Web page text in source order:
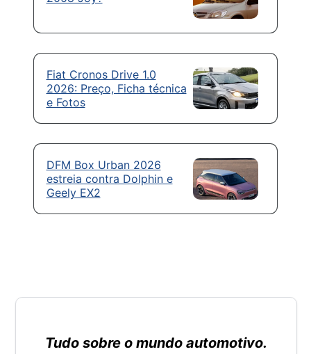
Fiat Cronos Drive 1.0
2026: Preço, Ficha técnica
e Fotos
DFM Box Urban 2026
estreia contra Dolphin e
Geely EX2
Tudo sobre o mundo automotivo.